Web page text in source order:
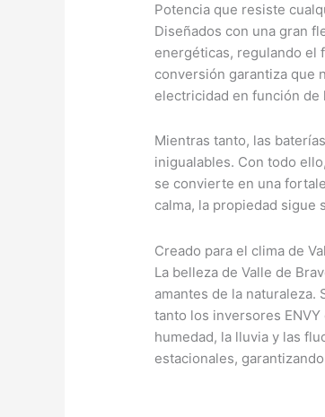
Potencia que resiste
Diseñados con una gran
energéticas, regulando el
conversión garantiza que
electricidad en función de
Mientras tanto, las
inigualables. Con todo
se convierte en una
calma, la propiedad sigue
Creado para el clima de
La belleza de Valle de
amantes de la
tanto los inversores
humedad, la lluvia y las
estacionales,